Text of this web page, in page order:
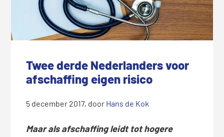
Twee derde Nederlanders voor
afschaffing eigen risico
5 december 2017, door Hans de Kok
Maar als afschaffing leidt tot hogere